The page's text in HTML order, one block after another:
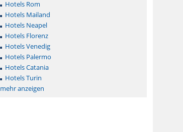
Hotels Rom
Hotels Mailand
Hotels Neapel
Hotels Florenz
Hotels Venedig
Hotels Palermo
Hotels Catania
Hotels Turin
mehr anzeigen